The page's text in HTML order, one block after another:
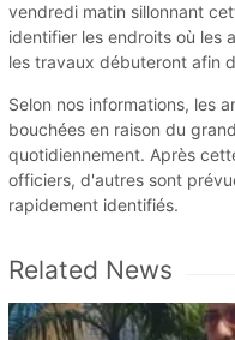
vendredi matin sillonnant
identifier les endroits où les
les travaux débuteront afin
Selon nos informations, les
bouchées en raison du
quotidiennement. Après
officiers, d'autres sont
rapidement identifiés.
Related News